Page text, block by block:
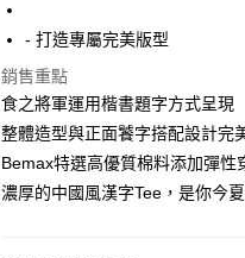
悠遊付
AFTEE先享後付
相關說明
【關於「AFTEE先享後付」】
AFTEE先享後付是「在收到商品之
便利好安心！
１．簡單：不需註冊會員、不需綁卡
ATM付款
- 打造專屬完美版型
銷售重點
食之將軍運用楷書題字方式呈現
整體造型與正面饕字搭配設計完
Bemax特選高優質棉料添加彈性
濃厚的中國風漢字Tee，是你今